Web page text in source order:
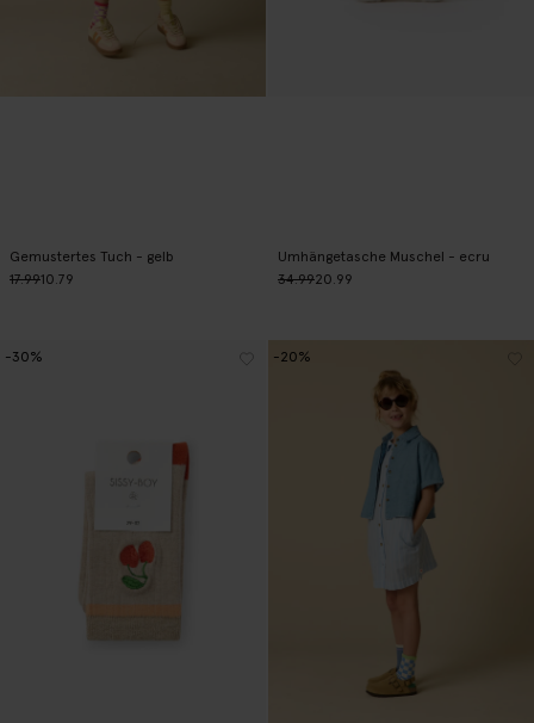
Gemustertes Tuch - gelb
17.9910.79
Umhängetasche Muschel - ecru
34.9920.99
-30% -20%